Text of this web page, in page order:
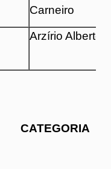
Carneiro
Arzírio Alberto